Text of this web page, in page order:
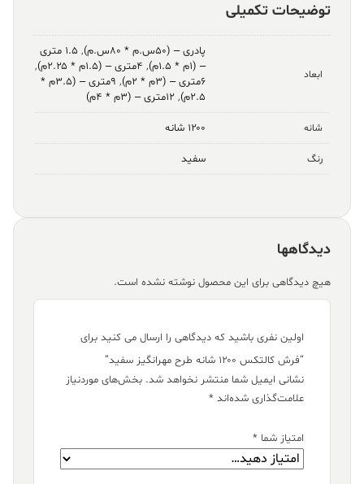
توضیحات تکمیلی
ابعاد
پادری – (۵۰س.م * ۸۰س.م) ,
۱.۵ متری
– (۱م * ۱.۵م)
, ۴متری – (۱.۵م * ۲.۲۵م)
,
۶متری – (۳م * ۲م)
,
۹متری – (۳.۵م *
۲.۵م)
, ۱۲متری – (۳م * ۴م)
شانه ۱۲۰۰ شانه
رنگ سفید
دیدگاهها
هیچ دیدگاهی برای این محصول نوشته نشده است.
اولین نفری باشید که دیدگاهی را ارسال می کنید برای
“فرش کالتکس ۱۲۰۰ شانه طرح مهرانگیز سفید”
نشانی ایمیل شما منتشر نخواهد شد. بخش‌های موردنیاز
علامت‌گذاری شده‌اند *
امتیاز شما *